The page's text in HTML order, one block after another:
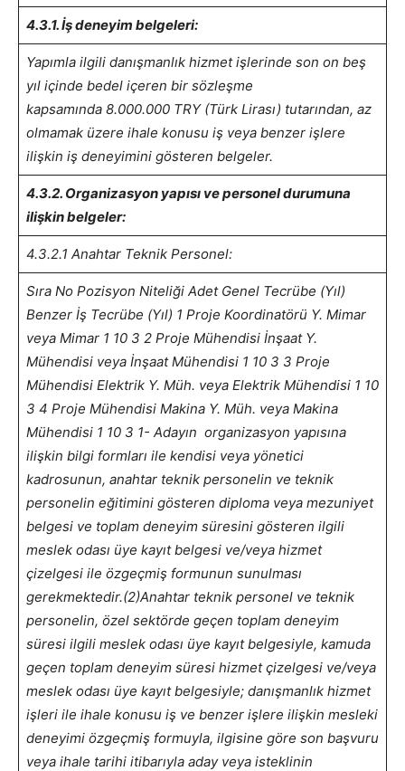
4.3.1. İş deneyim belgeleri:
Yapımla ilgili danışmanlık hizmet işlerinde son on beş
yıl içinde bedel içeren bir sözleşme
kapsamında 8.000.000 TRY (Türk Lirası) tutarından, az
olmamak üzere ihale konusu iş veya benzer işlere
ilişkin iş deneyimini gösteren belgeler.
4.3.2. Organizasyon yapısı ve personel durumuna
ilişkin belgeler:
4.3.2.1 Anahtar Teknik Personel:
Sıra No Pozisyon Niteliği Adet Genel Tecrübe (Yıl)
Benzer İş Tecrübe (Yıl) 1 Proje Koordinatörü Y. Mimar
veya Mimar 1 10 3 2 Proje Mühendisi İnşaat Y.
Mühendisi veya İnşaat Mühendisi 1 10 3 3 Proje
Mühendisi Elektrik Y. Müh. veya Elektrik Mühendisi 1 10
3 4 Proje Mühendisi Makina Y. Müh. veya Makina
Mühendisi 1 10 3 1- Adayın organizasyon yapısına
ilişkin bilgi formları ile kendisi veya yönetici
kadrosunun, anahtar teknik personelin ve teknik
personelin eğitimini gösteren diploma veya mezuniyet
belgesi ve toplam deneyim süresini gösteren ilgili
meslek odası üye kayıt belgesi ve/veya hizmet
çizelgesi ile özgeçmiş formunun sunulması
gerekmektedir.(2)Anahtar teknik personel ve teknik
personelin, özel sektörde geçen toplam deneyim
süresi ilgili meslek odası üye kayıt belgesiyle, kamuda
geçen toplam deneyim süresi hizmet çizelgesi ve/veya
meslek odası üye kayıt belgesiyle; danışmanlık hizmet
işleri ile ihale konusu iş ve benzer işlere ilişkin mesleki
deneyimi özgeçmiş formuyla, ilgisine göre son başvuru
veya ihale tarihi itibarıyla aday veya isteklinin